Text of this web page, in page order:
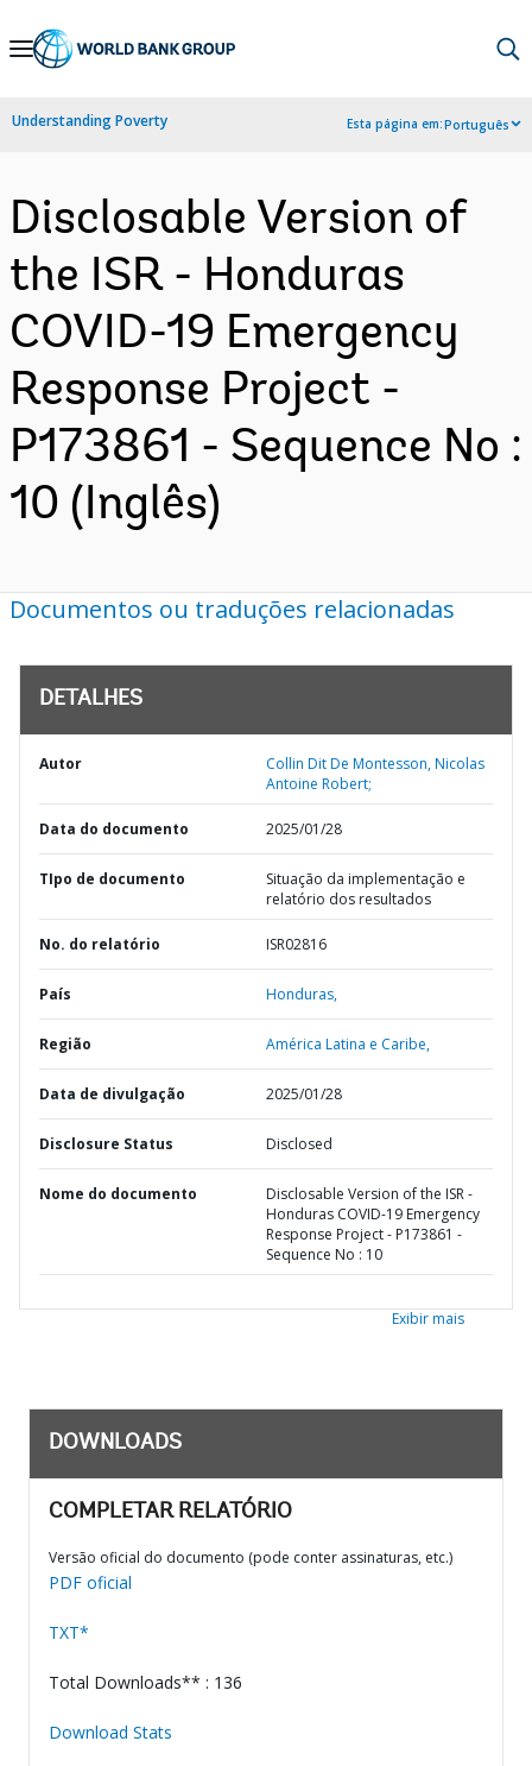
Skip
Navigation
Understanding Poverty Esta página em:Português
Disclosable Version of
the ISR - Honduras
COVID-19 Emergency
Response Project -
P173861 - Sequence No :
10 (Inglês)
Documentos ou traduções relacionadas
DETALHES
Autor
Collin Dit De Montesson, Nicolas
Antoine Robert;
Data do documento 2025/01/28
TIpo de documento
Situação da implementação e
relatório dos resultados
No. do relatório ISR02816
País Honduras,
Região América Latina e Caribe,
Data de divulgação 2025/01/28
Disclosure Status Disclosed
Nome do documento
Disclosable Version of the ISR -
Honduras COVID-19 Emergency
Response Project - P173861 -
Sequence No : 10
Exibir mais
DOWNLOADS
COMPLETAR RELATÓRIO
Versão oficial do documento (pode conter assinaturas, etc.)
PDF oficial
TXT*
Total Downloads** : 136
Download Stats